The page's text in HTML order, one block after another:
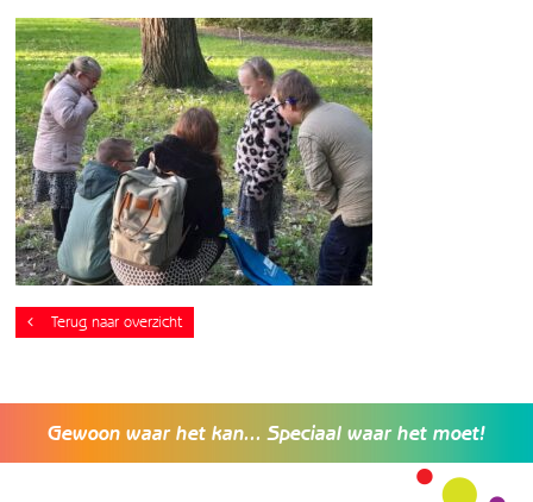
Terug naar overzicht
Gewoon waar het kan... Speciaal waar het moet!